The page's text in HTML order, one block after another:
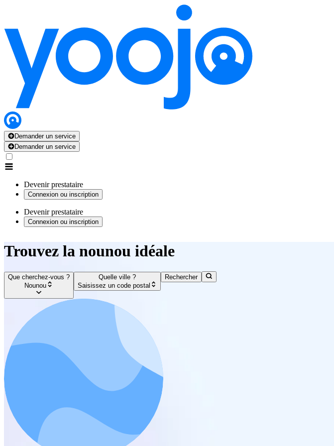
Demander un service
Demander un service
Devenir prestataire
Connexion ou inscription
Devenir prestataire
Connexion ou inscription
Trouvez la nounou idéale
Que cherchez-vous ?
Nounou
Quelle ville ?
Saisissez un code postal
Rechercher